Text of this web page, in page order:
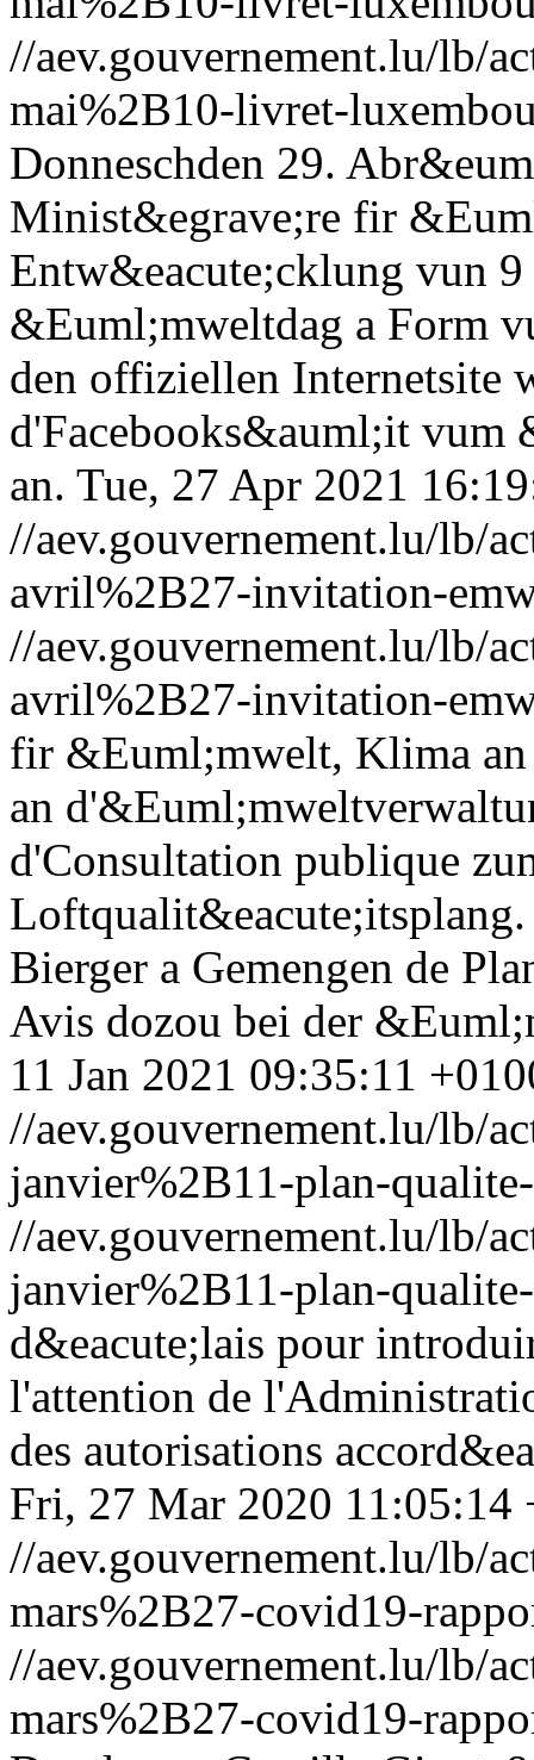
//aev.gouvernement.lu/lb/
mai%2B10-livret-
Donneschden 29.
Minist&egrave;re fir
Entw&eacute;cklung vun
&Euml;mweltdag a Form
den offiziellen Internetsite
d'Facebooks&auml;it vum
an. Tue, 27 Apr 2021
//aev.gouvernement.lu/lb/
avril%2B27-invitation-
//aev.gouvernement.lu/lb/
avril%2B27-invitation-
fir &Euml;mwelt, Klima
an
d'Consultation publique
Bierger a Gemengen de
Avis dozou bei der
11 Jan 2021 09:35:11
//aev.gouvernement.lu/lb/
janvier%2B11-plan-
//aev.gouvernement.lu/lb/
janvier%2B11-plan-
d&eacute;lais pour
l'attention de
des autorisations
Fri, 27 Mar 2020 11:05:14
//aev.gouvernement.lu/lb/
mars%2B27-covid19-
//aev.gouvernement.lu/lb/
mars%2B27-covid19-